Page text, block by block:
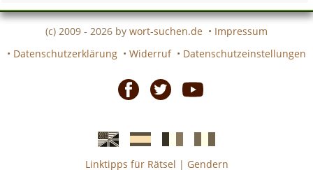
(c) 2009 - 2026 by wort-suchen.de • Impressum
• Datenschutzerklärung • Widerruf • Datenschutzeinstellungen
Linktipps für Rätsel | Gendern